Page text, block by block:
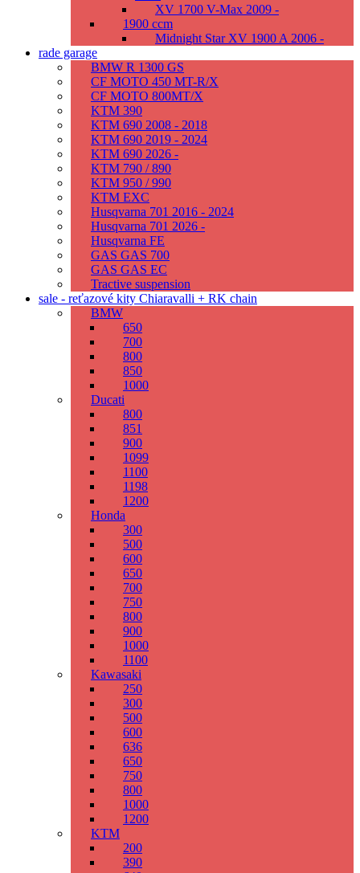
XV 1700 V-Max 2009 -
1900 ccm
Midnight Star XV 1900 A 2006 -
rade garage
BMW R 1300 GS
CF MOTO 450 MT-R/X
CF MOTO 800MT/X
KTM 390
KTM 690 2008 - 2018
KTM 690 2019 - 2024
KTM 690 2026 -
KTM 790 / 890
KTM 950 / 990
KTM EXC
Husqvarna 701 2016 - 2024
Husqvarna 701 2026 -
Husqvarna FE
GAS GAS 700
GAS GAS EC
Tractive suspension
sale - reťazové kity Chiaravalli + RK chain
BMW
650
700
800
850
1000
Ducati
800
851
900
1099
1100
1198
1200
Honda
300
500
600
650
700
750
800
900
1000
1100
Kawasaki
250
300
500
600
636
650
750
800
1000
1200
KTM
200
390